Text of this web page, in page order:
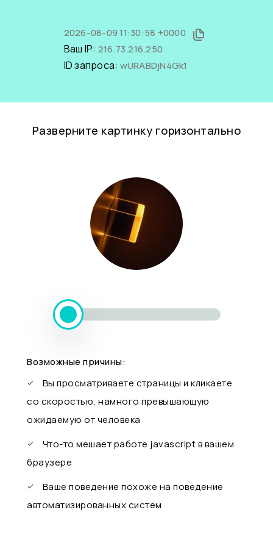
2026-08-09 11:30:58 +0000
Ваш IP: 216.73.216.250
ID запроса: wURABDjN4Gk1
Разверните картинку горизонтально
Возможные причины:
Вы просматриваете страницы и кликаете
со скоростью, намного превышающую
ожидаемую от человека
Что-то мешает работе javascript в вашем
браузере
Ваше поведение похоже на поведение
автоматизированных систем